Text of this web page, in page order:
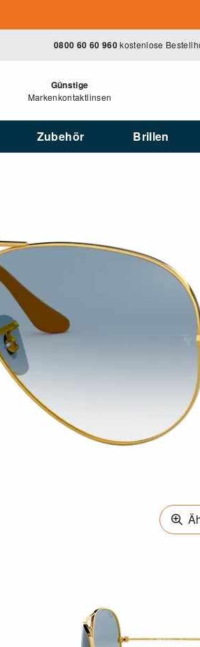
0800 60 60 960kostenlose
Günstige
Markenkontaktlinsen
Zubehör Brillen